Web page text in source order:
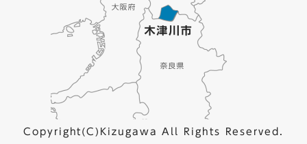
Copyright(C)Kizugawa All Rights Reserved.